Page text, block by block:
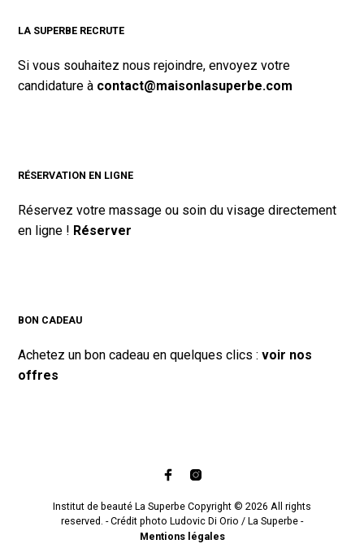
LA SUPERBE RECRUTE
Si vous souhaitez nous rejoindre, envoyez votre
candidature à contact@maisonlasuperbe.com
RÉSERVATION EN LIGNE
Réservez votre massage ou soin du visage directement
en ligne ! Réserver
BON CADEAU
Achetez un bon cadeau en quelques clics :voir nos
offres
Institut de beauté La Superbe Copyright © 2026 All rights
reserved. - Crédit photo Ludovic Di Orio / La Superbe -
Mentions légales